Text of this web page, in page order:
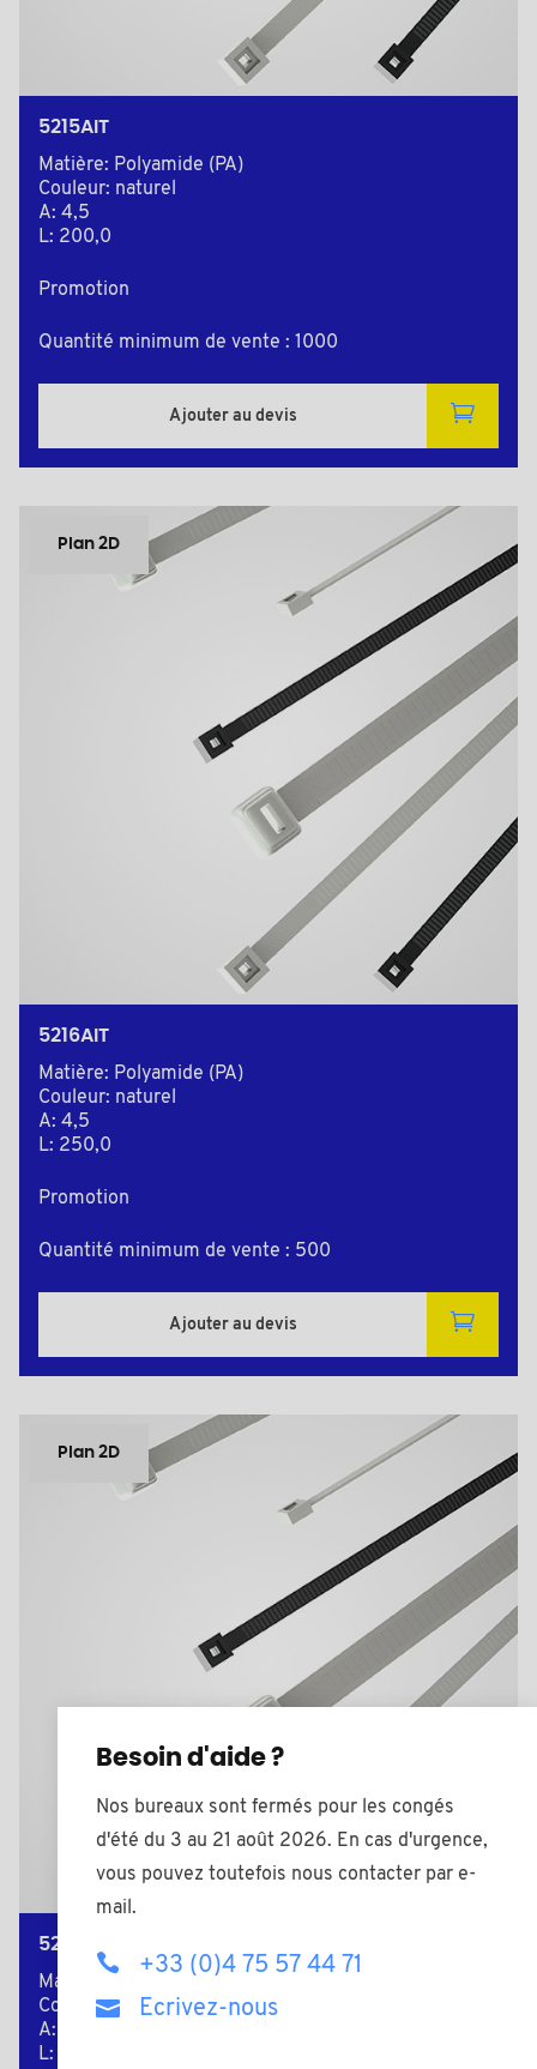
5215AIT
Matière: Polyamide (PA)
Couleur: naturel
A: 4,5
L: 200,0
Promotion
Quantité minimum de vente : 1000
Ajouter au devis
Plan 2D
5216AIT
Matière: Polyamide (PA)
Couleur: naturel
A: 4,5
L: 250,0
Promotion
Quantité minimum de vente : 500
Ajouter au devis
Plan 2D
5217AIT
Matière: Polyamide (PA)
Couleur: naturel
A: 4,5
L: 280,0
Besoin d'aide ?
Nos bureaux sont fermés pour les congés
d'été du 3 au 21 août 2026. En cas d'urgence,
vous pouvez toutefois nous contacter par e-
mail.
+33 (0)4 75 57 44 71
Ecrivez-nous